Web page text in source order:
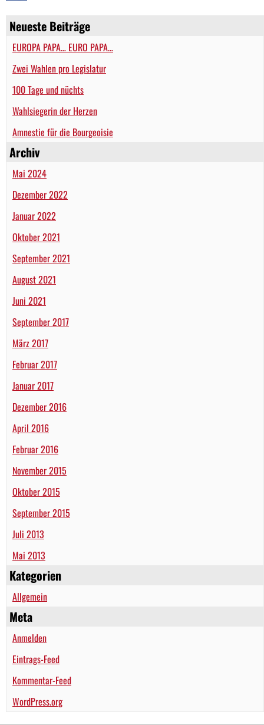
Neueste Beiträge
EUROPA PAPA… EURO PAPA…
Zwei Wahlen pro Legislatur
100 Tage und nüchts
Wahlsiegerin der Herzen
Amnestie für die Bourgeoisie
Archiv
Mai 2024
Dezember 2022
Januar 2022
Oktober 2021
September 2021
August 2021
Juni 2021
September 2017
März 2017
Februar 2017
Januar 2017
Dezember 2016
April 2016
Februar 2016
November 2015
Oktober 2015
September 2015
Juli 2013
Mai 2013
Kategorien
Allgemein
Meta
Anmelden
Eintrags-Feed
Kommentar-Feed
WordPress.org